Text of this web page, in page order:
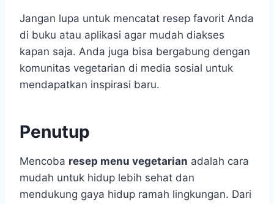
Jangan lupa untuk mencatat resep favorit Anda
di buku atau aplikasi agar mudah diakses
kapan saja. Anda juga bisa bergabung dengan
komunitas vegetarian di media sosial untuk
mendapatkan inspirasi baru.
Penutup
Mencoba resep menu vegetarian adalah cara
mudah untuk hidup lebih sehat dan
mendukung gaya hidup ramah lingkungan. Dari